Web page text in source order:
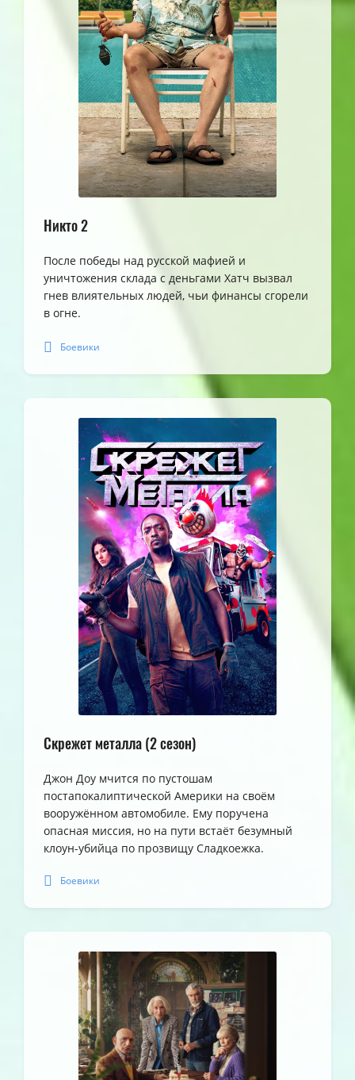
Никто 2
После победы над русской мафией и
уничтожения склада с деньгами Хатч вызвал
гнев влиятельных людей, чьи финансы сгорели
в огне.
Боевики
Скрежет металла (2 сезон)
Джон Доу мчится по пустошам
постапокалиптической Америки на своём
вооружённом автомобиле. Ему поручена
опасная миссия, но на пути встаёт безумный
клоун-убийца по прозвищу Сладкоежка.
Боевики